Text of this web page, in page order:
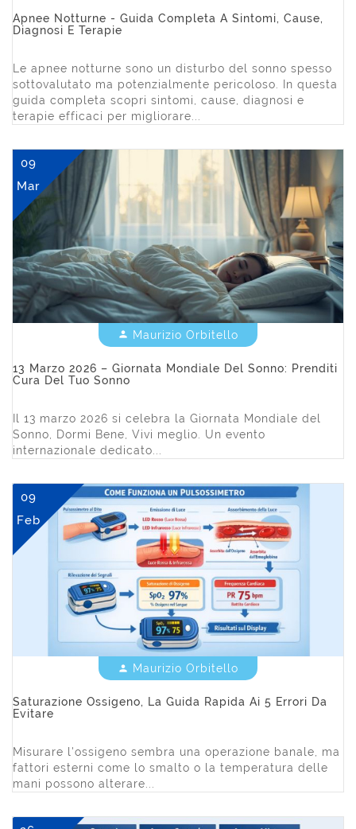
Apnee Notturne - Guida Completa A Sintomi, Cause,
Diagnosi E Terapie
Le apnee notturne sono un disturbo del sonno spesso
sottovalutato ma potenzialmente pericoloso. In questa
guida completa scopri sintomi, cause, diagnosi e
terapie efficaci per migliorare...
09
Mar
 Maurizio Orbitello
13 Marzo 2026 – Giornata Mondiale Del Sonno: Prenditi
Cura Del Tuo Sonno
Il 13 marzo 2026 si celebra la Giornata Mondiale del
Sonno, Dormi Bene, Vivi meglio. Un evento
internazionale dedicato...
09
Feb
 Maurizio Orbitello
Saturazione Ossigeno, La Guida Rapida Ai 5 Errori Da
Evitare
Misurare l'ossigeno sembra una operazione banale, ma
fattori esterni come lo smalto o la temperatura delle
mani possono alterare...